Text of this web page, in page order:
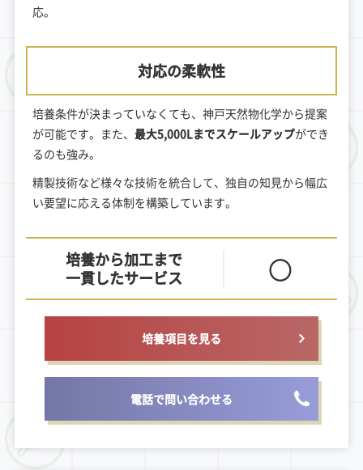
応。
対応の柔軟性
培養条件が決まっていなくても、神戸天然物化学から提案
が可能です。また、 最大5,000Lまでスケールアップができ
るのも強み。
精製技術など様々な技術を統合して、独自の知見から幅広
い要望に応える体制を構築しています。
培養から加工まで
一貫したサービス
〇
培養項目を見る
電話で問い合わせる